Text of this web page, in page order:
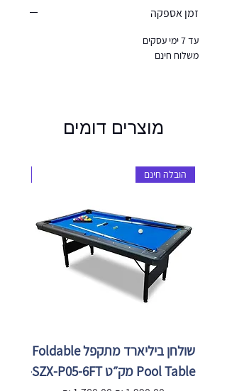
זמן אספקה
עד 7 ימי עסקים
משלוח חינם
מוצרים דומים
הובלה חינם
שולחן ביליארד מתקפל Foldable
Pool Table מק״ט SZX-P05-6FT
P05-